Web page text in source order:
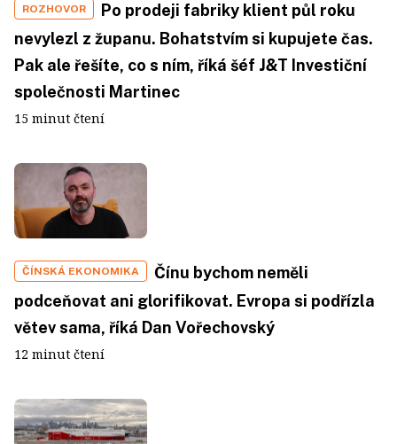
ROZHOVOR
Po prodeji fabriky klient půl roku
nevylezl z županu. Bohatstvím si kupujete čas.
Pak ale řešíte, co s ním, říká šéf J&T Investiční
společnosti Martinec
15 minut čtení
ČÍNSKÁ EKONOMIKA
Čínu bychom neměli
podceňovat ani glorifikovat. Evropa si podřízla
větev sama, říká Dan Vořechovský
12 minut čtení